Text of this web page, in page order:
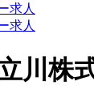
求人
求人
川株